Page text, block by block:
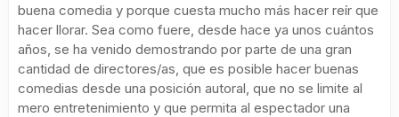
buena comedia y porque cuesta mucho más hacer reír que
hacer llorar. Sea como fuere, desde hace ya unos cuántos
años, se ha venido demostrando por parte de una gran
cantidad de directores/as, que es posible hacer buenas
comedias desde una posición autoral, que no se limite al
mero entretenimiento y que permita al espectador una